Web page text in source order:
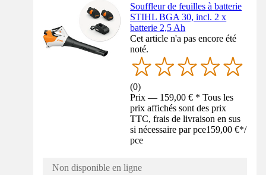
Souffleur de feuilles à batterie
STIHL BGA 30, incl. 2 x
batterie 2,5 Ah
Cet article n'a pas encore été
noté.
(0)
Prix — 159,00 € * Tous les
prix affichés sont des prix
TTC, frais de livraison en sus
si nécessaire par pce159,00 €*/
pce
Non disponible en ligne